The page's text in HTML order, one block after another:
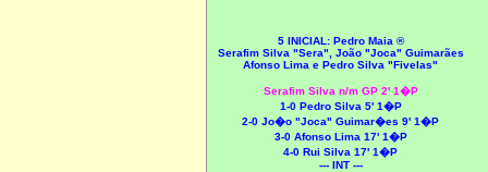
5 INICIAL: Pedro Maia ®
Serafim Silva "Sera", João "Joca" Guimarães
Afonso Lima e Pedro Silva "Fivelas"
Serafim Silva n/m GP 2' 1�P
1-0 Pedro Silva 5' 1�P
2-0 Jo�o "Joca" Guimar�es 9' 1�P
3-0 Afonso Lima 17' 1�P
4-0 Rui Silva 17' 1�P
--- INT ---